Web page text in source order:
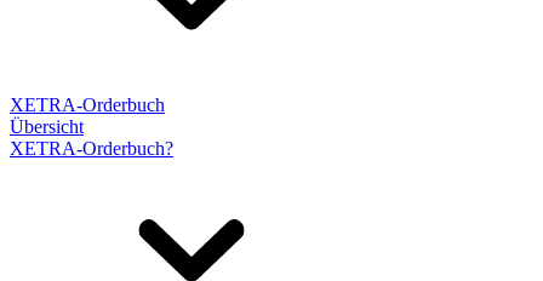
XETRA-Orderbuch
Übersicht
XETRA-Orderbuch?